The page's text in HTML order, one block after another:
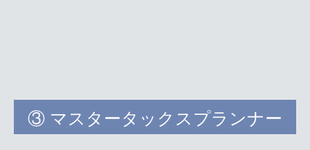
③ マスタータックスプランナー